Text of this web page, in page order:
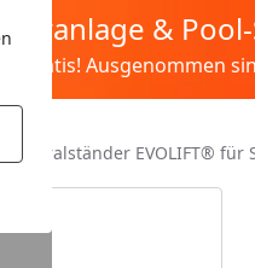
&
gratis! Ausgenommen
Zentralständer EVOLIFT® für